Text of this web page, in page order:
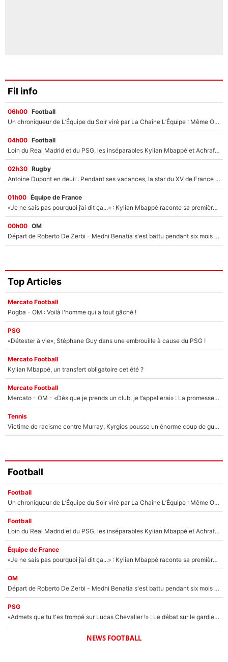
Fil info
06h00 Football
Un chroniqueur de L’Équipe du Soir viré par La Chaîne L’Équipe : Même Olivier Ménard n’avait pas pu empêcher son départ, «je l’ai appris sur Twitter, je l’ai vécu assez mal»
04h00 Football
Loin du Real Madrid et du PSG, les inséparables Kylian Mbappé et Achraf Hakimi changent d'équipe le temps d'une journée !
02h30 Rugby
Antoine Dupont en deuil : Pendant ses vacances, la star du XV de France a perdu sa grand-mère
01h00 Équipe de France
«Je ne sais pas pourquoi j’ai dit ça...» : Kylian Mbappé raconte sa première rencontre avec Zinédine Zidane (et c’est très drôle)
00h00 OM
Départ de Roberto De Zerbi - Medhi Benatia s'est battu pendant six mois pour le retenir à l'OM, le PSG a été le naufrage de trop : «Je pars avec toi»
Top Articles
Mercato Football
Pogba - OM : Voilà l'homme qui a tout gâché !
PSG
«Détester à vie», Stéphane Guy dans une embrouille à cause du PSG !
Mercato Football
Kylian Mbappé, un transfert obligatoire cet été ?
Mercato Football
Mercato - OM - «Dès que je prends un club, je t’appellerai» : La promesse de Marcelino au moment de claquer la porte
Tennis
Victime de racisme contre Murray, Kyrgios pousse un énorme coup de gueule !
Football
Football
Un chroniqueur de L’Équipe du Soir viré par La Chaîne L’Équipe : Même Olivier Ménard n’avait pas pu empêcher son départ, «je l’ai appris sur Twitter, je l’ai vécu assez mal»
Football
Loin du Real Madrid et du PSG, les inséparables Kylian Mbappé et Achraf Hakimi changent d'équipe le temps d'une journée !
Équipe de France
«Je ne sais pas pourquoi j’ai dit ça...» : Kylian Mbappé raconte sa première rencontre avec Zinédine Zidane (et c’est très drôle)
OM
Départ de Roberto De Zerbi - Medhi Benatia s'est battu pendant six mois pour le retenir à l'OM, le PSG a été le naufrage de trop : «Je pars avec toi»
PSG
«Admets que tu t'es trompé sur Lucas Chevalier !» : Le débat sur le gardien du PSG vire au clash à l'After Foot
NEWS FOOTBALL